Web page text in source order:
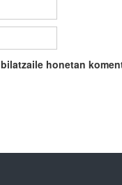
honetan